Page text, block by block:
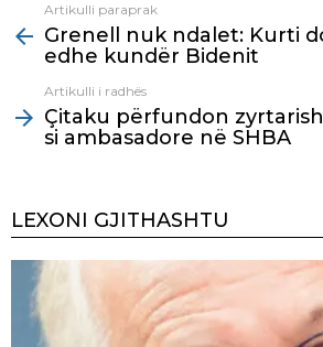
more
Artikulli paraprak
Grenell nuk ndalet: Kurti
edhe kundër Bidenit
Artikulli i radhës
Çitaku përfundon
si ambasadore në SHBA
LEXONI GJITHASHTU